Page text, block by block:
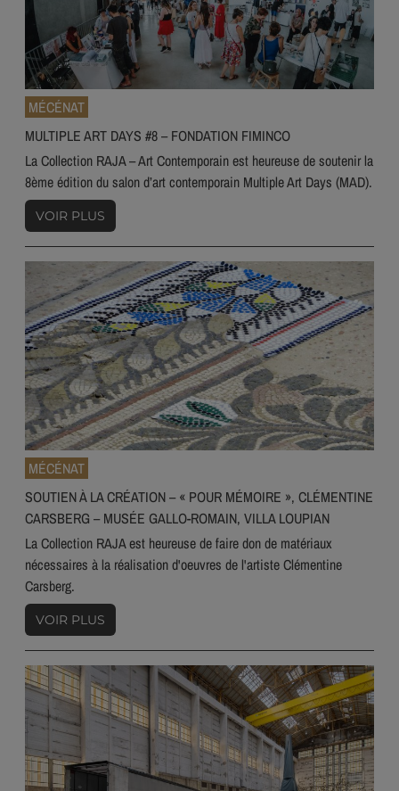
MÉCÉNAT
MULTIPLE ART DAYS #8 – FONDATION FIMINCO
La Collection RAJA – Art Contemporain est heureuse de soutenir la
8ème édition du salon d’art contemporain Multiple Art Days (MAD).
VOIR PLUS
MÉCÉNAT
SOUTIEN À LA CRÉATION – « POUR MÉMOIRE », CLÉMENTINE
CARSBERG – MUSÉE GALLO-ROMAIN, VILLA LOUPIAN
La Collection RAJA est heureuse de faire don de matériaux
nécessaires à la réalisation d'oeuvres de l'artiste Clémentine
Carsberg.
VOIR PLUS